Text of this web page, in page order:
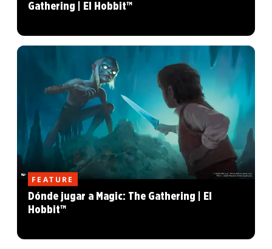
Gathering | El Hobbit™
FEATURE
Dónde jugar a Magic: The Gathering | El
Hobbit™